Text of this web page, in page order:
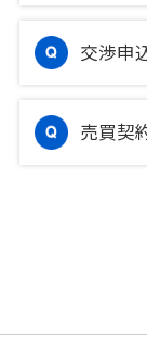
交渉申
売買契